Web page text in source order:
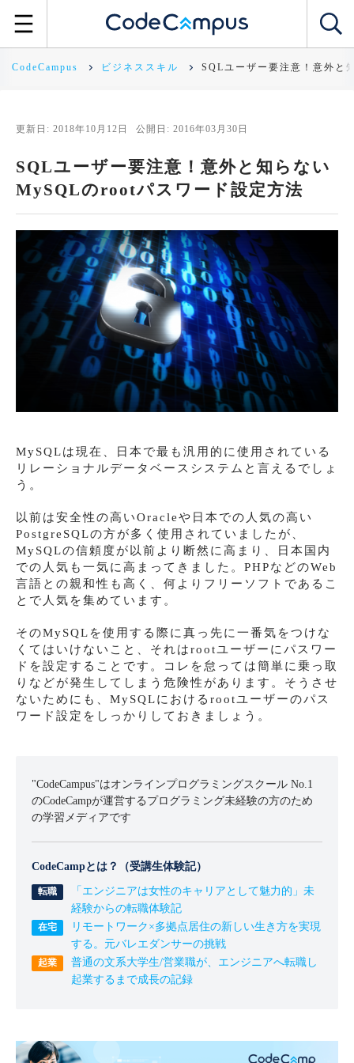
CodeCampus ビジネススキル SQLユーザー要注意！意外と
更新日: 2018年10月12日 公開日: 2016年03月30日
SQLユーザー要注意！意外と知らない
MySQLのrootパスワード設定方法
MySQLは現在、日本で最も汎用的に使用されている
リレーショナルデータベースシステムと言えるでしょ
う。
以前は安全性の高いOracleや日本での人気の高い
PostgreSQLの方が多く使用されていましたが、
MySQLの信頼度が以前より断然に高まり、日本国内
での人気も一気に高まってきました。PHPなどのWeb
言語との親和性も高く、何よりフリーソフトであるこ
とで人気を集めています。
そのMySQLを使用する際に真っ先に一番気をつけな
くてはいけないこと、それはrootユーザーにパスワー
ドを設定することです。コレを怠っては簡単に乗っ取
りなどが発生してしまう危険性があります。そうさせ
ないためにも、MySQLにおけるrootユーザーのパス
ワード設定をしっかりしておきましょう。
"CodeCampus"はオンラインプログラミングスクール No.1
のCodeCampが運営するプログラミング未経験の方のため
の学習メディアです
CodeCampとは？（受講生体験記）
「エンジニアは女性のキャリアとして魅力的」未
経験からの転職体験記
リモートワーク×多拠点居住の新しい生き方を実現
する。元バレエダンサーの挑戦
普通の文系大学生/営業職が、エンジニアへ転職し
起業するまで成長の記録